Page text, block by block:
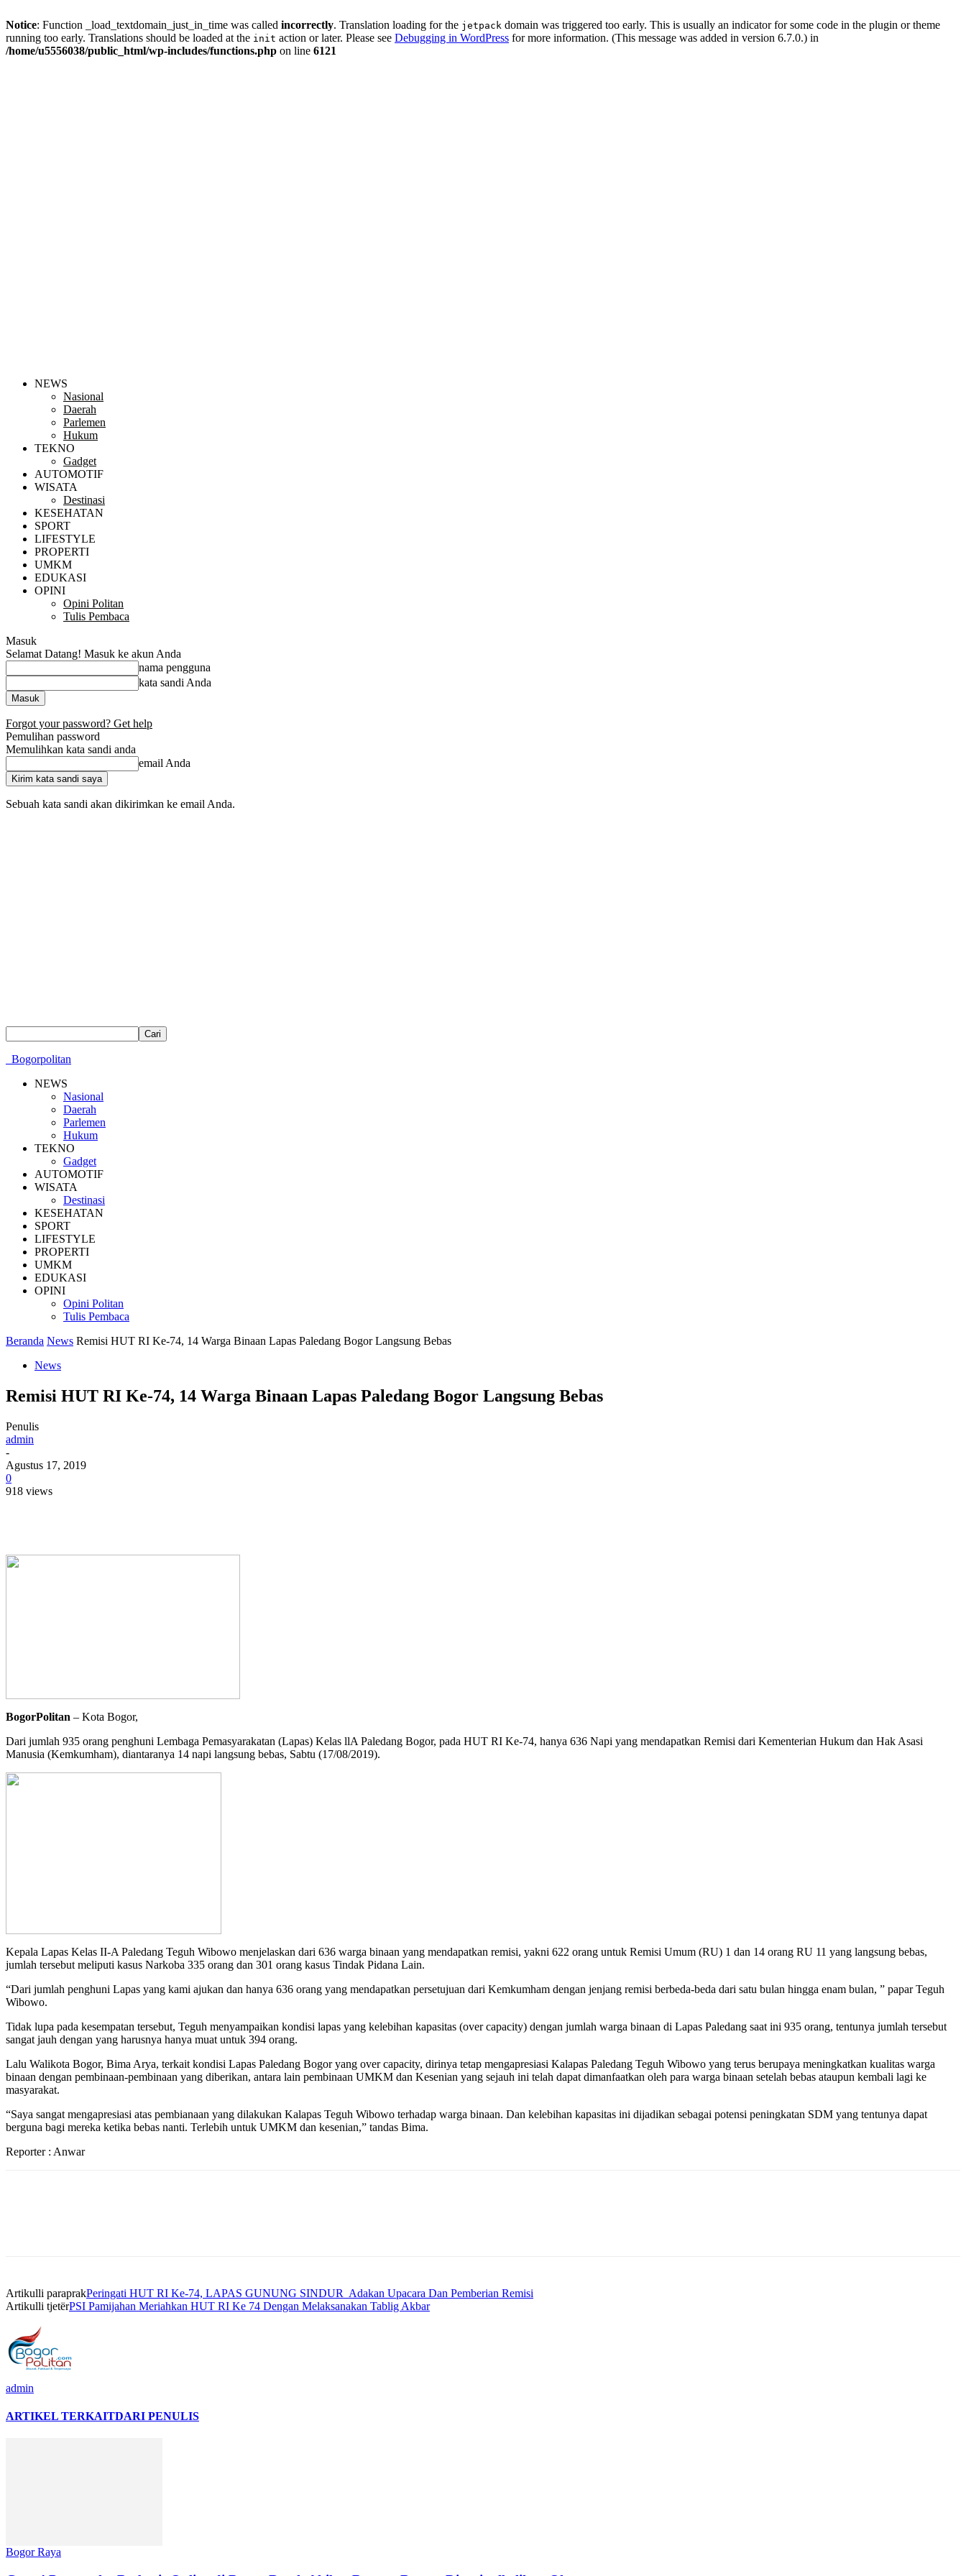
Notice: Function _load_textdomain_just_in_time was called incorrectly. Translation loading for the jetpack domain was triggered too early. This is usually an indicator for some code in the plugin or theme
running too early. Translations should be loaded at the init action or later. Please see Debugging in WordPress for more information. (This message was added in version 6.7.0.) in
/home/u5556038/public_html/wp-includes/functions.php on line 6121
NEWS
Nasional
Daerah
Parlemen
Hukum
TEKNO
Gadget
AUTOMOTIF
WISATA
Destinasi
KESEHATAN
SPORT
LIFESTYLE
PROPERTI
UMKM
EDUKASI
OPINI
Opini Politan
Tulis Pembaca
Masuk
Selamat Datang! Masuk ke akun Anda
nama pengguna
kata sandi Anda
Forgot your password? Get help
Pemulihan password
Memulihkan kata sandi anda
email Anda
Sebuah kata sandi akan dikirimkan ke email Anda.
Bogorpolitan
NEWS
Nasional
Daerah
Parlemen
Hukum
TEKNO
Gadget
AUTOMOTIF
WISATA
Destinasi
KESEHATAN
SPORT
LIFESTYLE
PROPERTI
UMKM
EDUKASI
OPINI
Opini Politan
Tulis Pembaca
Beranda News Remisi HUT RI Ke-74, 14 Warga Binaan Lapas Paledang Bogor Langsung Bebas
News
Remisi HUT RI Ke-74, 14 Warga Binaan Lapas Paledang Bogor Langsung Bebas
Penulis
admin
-
Agustus 17, 2019
0
918 views
BogorPolitan – Kota Bogor,
Dari jumlah 935 orang penghuni Lembaga Pemasyarakatan (Lapas) Kelas llA Paledang Bogor, pada HUT RI Ke-74, hanya 636 Napi yang mendapatkan Remisi dari Kementerian Hukum dan Hak Asasi
Manusia (Kemkumham), diantaranya 14 napi langsung bebas, Sabtu (17/08/2019).
Kepala Lapas Kelas II-A Paledang Teguh Wibowo menjelaskan dari 636 warga binaan yang mendapatkan remisi, yakni 622 orang untuk Remisi Umum (RU) 1 dan 14 orang RU 11 yang langsung bebas,
jumlah tersebut meliputi kasus Narkoba 335 orang dan 301 orang kasus Tindak Pidana Lain.
“Dari jumlah penghuni Lapas yang kami ajukan dan hanya 636 orang yang mendapatkan persetujuan dari Kemkumham dengan jenjang remisi berbeda-beda dari satu bulan hingga enam bulan, ” papar Teguh
Wibowo.
Tidak lupa pada kesempatan tersebut, Teguh menyampaikan kondisi lapas yang kelebihan kapasitas (over capacity) dengan jumlah warga binaan di Lapas Paledang saat ini 935 orang, tentunya jumlah tersebut
sangat jauh dengan yang harusnya hanya muat untuk 394 orang.
Lalu Walikota Bogor, Bima Arya, terkait kondisi Lapas Paledang Bogor yang over capacity, dirinya tetap mengapresiasi Kalapas Paledang Teguh Wibowo yang terus berupaya meningkatkan kualitas warga
binaan dengan pembinaan-pembinaan yang diberikan, antara lain pembinaan UMKM dan Kesenian yang sejauh ini telah dapat dimanfaatkan oleh para warga binaan setelah bebas ataupun kembali lagi ke
masyarakat.
“Saya sangat mengapresiasi atas pembianaan yang dilakukan Kalapas Teguh Wibowo terhadap warga binaan. Dan kelebihan kapasitas ini dijadikan sebagai potensi peningkatan SDM yang tentunya dapat
berguna bagi mereka ketika bebas nanti. Terlebih untuk UMKM dan kesenian,” tandas Bima.
Reporter : Anwar
Artikulli paraprakPeringati HUT RI Ke-74, LAPAS GUNUNG SINDUR Adakan Upacara Dan Pemberian Remisi
Artikulli tjetërPSI Pamijahan Meriahkan HUT RI Ke 74 Dengan Melaksanakan Tablig Akbar
admin
ARTIKEL TERKAITDARI PENULIS
Bogor Raya